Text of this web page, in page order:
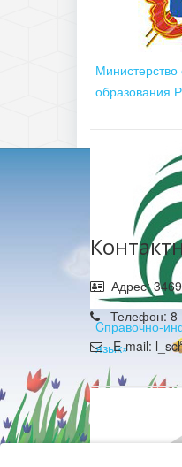
образования
Cправочно-
язык»
Адрес:
Телефон: 8
E-mail: